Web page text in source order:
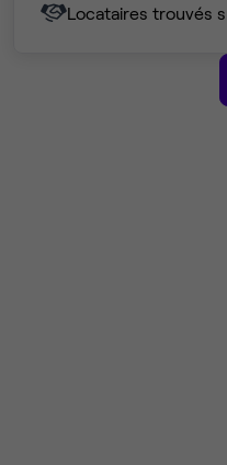
Locataires trouvés